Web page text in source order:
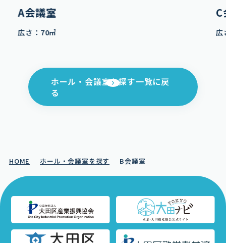
A会議室
広さ：70㎡ 広
ホール・会議室を探す一覧に戻
る
HOME ホール・会議室を探す B会議室